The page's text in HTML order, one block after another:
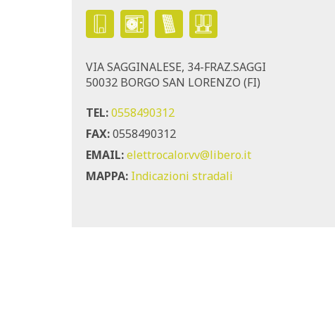
VIA SAGGINALESE, 34-FRAZ.SAGGI
50032 BORGO SAN LORENZO (FI)
TEL:0558490312
FAX:0558490312
EMAIL:elettrocalor.vv@libero.it
MAPPA: Indicazioni stradali